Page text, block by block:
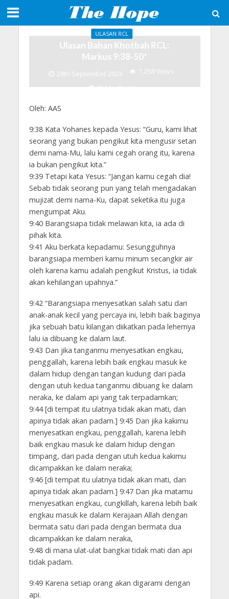
ULASAN RCL
Ulasan Bahan Khotbah RCL:
Markus 9:38-50*
28th September 2024
1,258 Views
15 Min Read
Oleh: AAS
9:38 Kata Yohanes kepada Yesus: “Guru, kami lihat
seorang yang bukan pengikut kita mengusir setan
demi nama-Mu, lalu kami cegah orang itu, karena
ia bukan pengikut kita.”
9:39 Tetapi kata Yesus: “Jangan kamu cegah dia!
Sebab tidak seorang pun yang telah mengadakan
mujizat demi nama-Ku, dapat seketika itu juga
mengumpat Aku.
9:40 Barangsiapa tidak melawan kita, ia ada di
pihak kita.
9:41 Aku berkata kepadamu: Sesungguhnya
barangsiapa memberi kamu minum secangkir air
oleh karena kamu adalah pengikut Kristus, ia tidak
akan kehilangan upahnya.”
9:42 “Barangsiapa menyesatkan salah satu dari
anak-anak kecil yang percaya ini, lebih baik baginya
jika sebuah batu kilangan diikatkan pada lehernya
lalu ia dibuang ke dalam laut.
9:43 Dan jika tanganmu menyesatkan engkau,
penggallah, karena lebih baik engkau masuk ke
dalam hidup dengan tangan kudung dari pada
dengan utuh kedua tanganmu dibuang ke dalam
neraka, ke dalam api yang tak terpadamkan;
9:44 [di tempat itu ulatnya tidak akan mati, dan
apinya tidak akan padam.] 9:45 Dan jika kakimu
menyesatkan engkau, penggallah, karena lebih
baik engkau masuk ke dalam hidup dengan
timpang, dari pada dengan utuh kedua kakimu
dicampakkan ke dalam neraka;
9:46 [di tempat itu ulatnya tidak akan mati, dan
apinya tidak akan padam.] 9:47 Dan jika matamu
menyesatkan engkau, cungkillah, karena lebih baik
engkau masuk ke dalam Kerajaan Allah dengan
bermata satu dari pada dengan bermata dua
dicampakkan ke dalam neraka,
9:48 di mana ulat-ulat bangkai tidak mati dan api
tidak padam.
9:49 Karena setiap orang akan digarami dengan
api.